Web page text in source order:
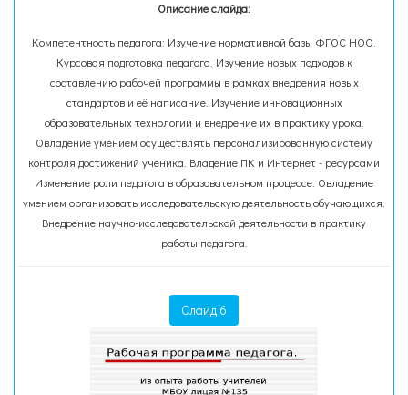
Описание слайда:
Компетентность педагога: Изучение нормативной базы ФГОС НОО.
Курсовая подготовка педагога. Изучение новых подходов к
составлению рабочей программы в рамках внедрения новых
стандартов и её написание. Изучение инновационных
образовательных технологий и внедрение их в практику урока.
Овладение умением осуществлять персонализированную систему
контроля достижений ученика. Владение ПК и Интернет - ресурсами
Изменение роли педагога в образовательном процессе. Овладение
умением организовать исследовательскую деятельность обучающихся.
Внедрение научно-исследовательской деятельности в практику
работы педагога.
Слайд 6